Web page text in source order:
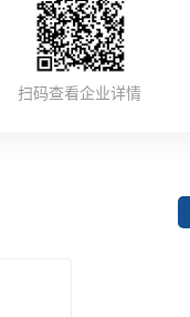
扫码查看企业详情